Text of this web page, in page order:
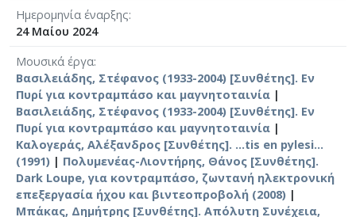
Ημερομηνία έναρξης
24 Μαίου 2024
Μουσικά έργα
Βασιλειάδης, Στέφανος (1933-2004) [Συνθέτης]. Εν
Πυρί για κοντραμπάσο και μαγνητοταινία |
Βασιλειάδης, Στέφανος (1933-2004) [Συνθέτης]. Εν
Πυρί για κοντραμπάσο και μαγνητοταινία |
Καλογεράς, Αλέξανδρος [Συνθέτης]. ...tis en pylesi...
(1991) | Πολυμενέας-Λιοντήρης, Θάνος [Συνθέτης].
Dark Loupe, για κοντραμπάσο, ζωντανή ηλεκτρονική
επεξεργασία ήχου και βιντεοπροβολή (2008) |
Μπάκας, Δημήτρης [Συνθέτης]. Απόλυτη Συνέχεια,